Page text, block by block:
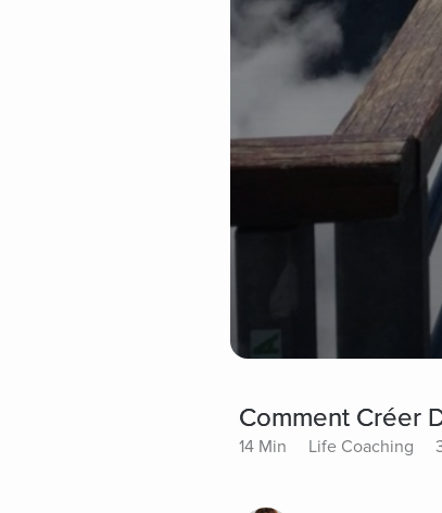
Comment Créer
14 Min Life Coaching